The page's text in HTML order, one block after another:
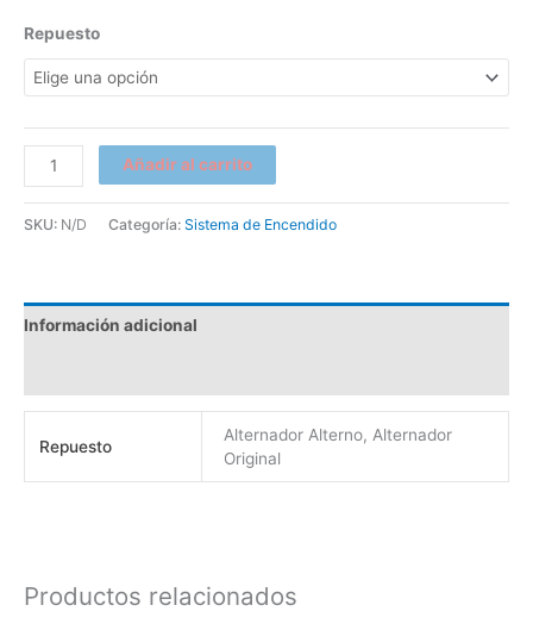
Repuesto
Añadir al carrito
SKU: N/D Categoría: Sistema de Encendido
Información adicional
Repuesto
Alternador Alterno, Alternador
Original
Productos relacionados